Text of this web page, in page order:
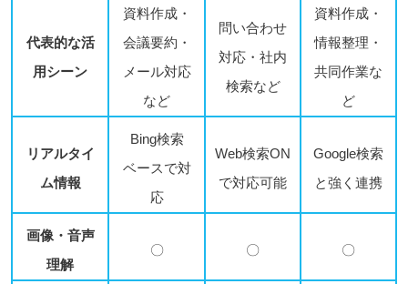
代表的な活
用シーン
資料作成・
会議要約・
メール対応
など
問い合わせ
対応・社内
検索など
資料作成・
情報整理・
共同作業な
ど
リアルタイ
ム情報
Bing検索
ベースで対
応
Web検索ON
で対応可能
Google検索
と強く連携
画像・音声
理解
〇 〇 〇